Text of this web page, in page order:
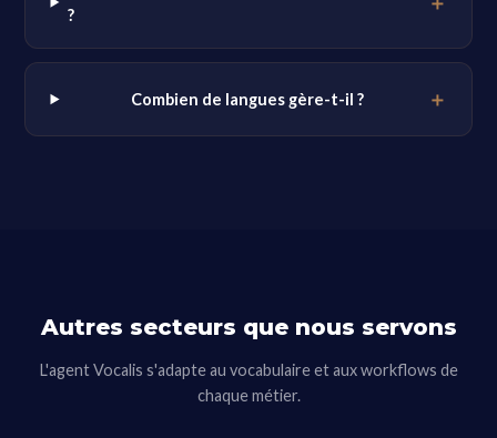
?
Combien de langues gère-t-il ?
Autres secteurs que nous servons
L'agent Vocalis s'adapte au vocabulaire et aux workflows de
chaque métier.